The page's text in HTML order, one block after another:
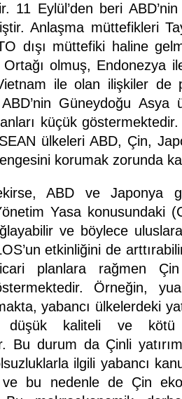
11 Eylül’den beri
Anlaşma müttefikleri
dışı müttefiki haline
olmuş, Endonezya
ile olan ilişkiler de
Güneydoğu Asya
küçük
ülkeleri ABD, Çin,
korumak zorunda
ABD ve Japonya
Yasa konusundaki
ve böylece
etkinliğini de
planlara rağmen Çin
Örneğin,
yabancı ülkelerdeki
düşük kaliteli ve kötü
Bu durum da Çinli
ilgili yabancı
ve bu nedenle de Çin